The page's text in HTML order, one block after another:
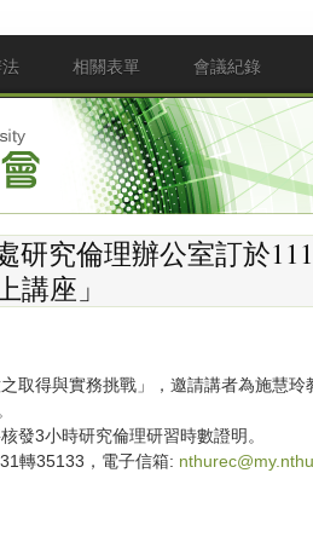
相關表單 會議紀錄
研究倫理辦公室訂於
講座」
取得與實務挑戰」，邀請講者為施慧玲
發3小時研究倫理研習時數證明。
轉35133，電子信箱: